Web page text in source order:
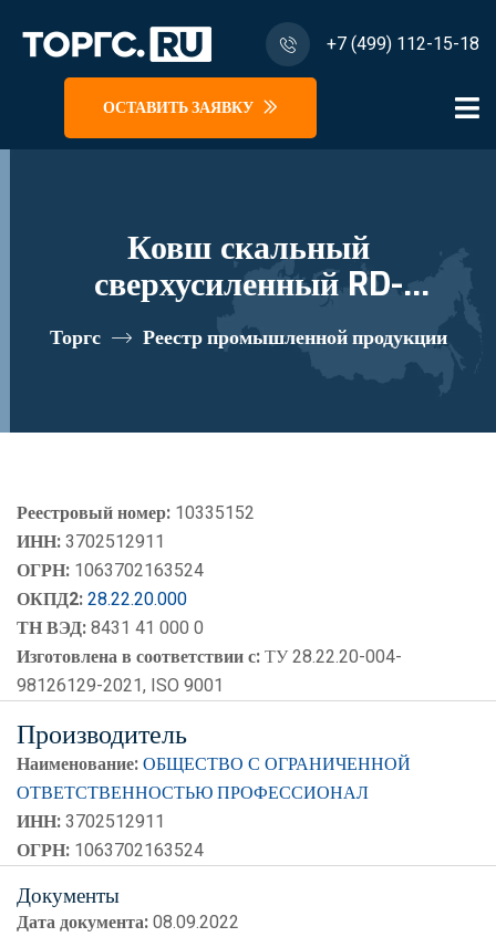
+7 (499) 112-15-18
ОСТАВИТЬ ЗАЯВКУ
Ковш скальный
сверхусиленный RD-
350.43(34).KMH1 реестровый
номер 10335152
Торгс Реестр промышленной продукции
Реестровый номер: 10335152
ИНН:3702512911
ОГРН: 1063702163524
ОКПД2:28.22.20.000
ТН ВЭД:8431 41 000 0
Изготовлена в соответствии с:ТУ 28.22.20-004-
98126129-2021, ISO 9001
Производитель
Наименование:ОБЩЕСТВО С ОГРАНИЧЕННОЙ
ОТВЕТСТВЕННОСТЬЮ ПРОФЕССИОНАЛ
ИНН:3702512911
ОГРН: 1063702163524
Документы
Дата документа:08.09.2022